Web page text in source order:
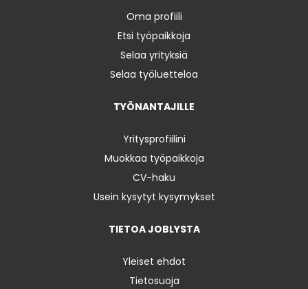
Oma profiili
Etsi työpaikkoja
Selaa yrityksiä
Selaa työluetteloa
TYÖNANTAJILLE
Yritysprofiilini
Muokkaa työpaikkoja
CV-haku
Usein kysytyt kysymykset
TIETOA JOBLYSTA
Yleiset ehdot
Tietosuoja